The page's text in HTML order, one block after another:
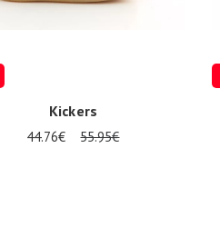
Kickers
44.76€ 55.95€